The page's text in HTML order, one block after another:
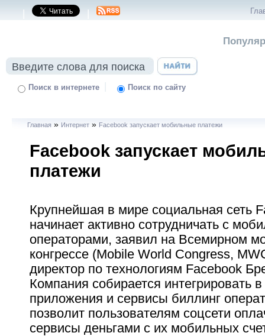
| |
Поиск в интернете | Поиск по сайту
Главная » Интернет » Facebook запускает мобильные платежи
Facebook запускает
платежи
Крупнейшая в мире социальная сеть
начинает активно сотрудничать с
операторами, заявил на Всемирном
конгрессе (Mobile World Congress,
директор по технологиям Facebook
Компания собирается интегрировать
приложения и сервисы биллинг
позволит пользователям соцсети
сервисы деньгами с их мобильных